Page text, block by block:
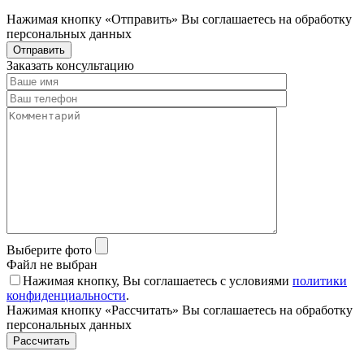
Нажимая кнопку «Отправить» Вы соглашаетесь на обработку
персональных данных
Отправить
Заказать консультацию
Выберите фото
Файл не выбран
Нажимая кнопку, Вы соглашаетесь с условиями политики
конфиденциальности.
Нажимая кнопку «Расcчитать» Вы соглашаетесь на обработку
персональных данных
Рассчитать